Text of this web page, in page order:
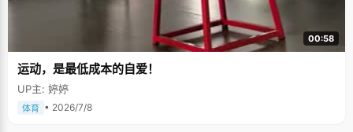
00:58
运动，是最低成本的自爱！
UP主: 婷婷
体育 • 2026/7/8